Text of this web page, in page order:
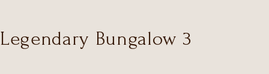
Legendary Bungalow 3